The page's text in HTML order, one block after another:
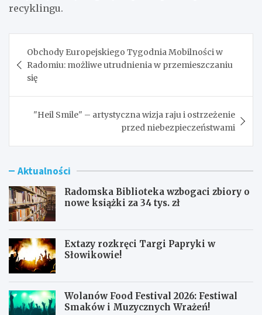
recyklingu.
wpisu
Obchody Europejskiego Tygodnia Mobilności w
Radomiu: możliwe utrudnienia w przemieszczaniu
się
"Heil Smile" – artystyczna wizja raju i ostrzeżenie
przed niebezpieczeństwami
Aktualności
Radomska Biblioteka wzbogaci zbiory o
nowe książki za 34 tys. zł
Extazy rozkręci Targi Papryki w
Słowikowie!
Wolanów Food Festival 2026: Festiwal
Smaków i Muzycznych Wrażeń!